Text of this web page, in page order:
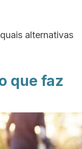
alternativas
que faz